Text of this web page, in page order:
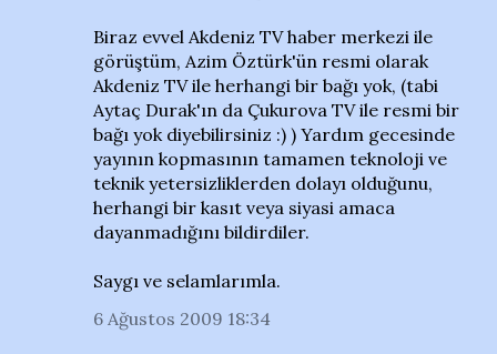
Biraz evvel Akdeniz TV haber merkezi ile
görüştüm, Azim Öztürk'ün resmi olarak
Akdeniz TV ile herhangi bir bağı yok, (tabi
Aytaç Durak'ın da Çukurova TV ile resmi bir
bağı yok diyebilirsiniz :) ) Yardım gecesinde
yayının kopmasının tamamen teknoloji ve
teknik yetersizliklerden dolayı olduğunu,
herhangi bir kasıt veya siyasi amaca
dayanmadığını bildirdiler.
Saygı ve selamlarımla.
6 Ağustos 2009 18:34